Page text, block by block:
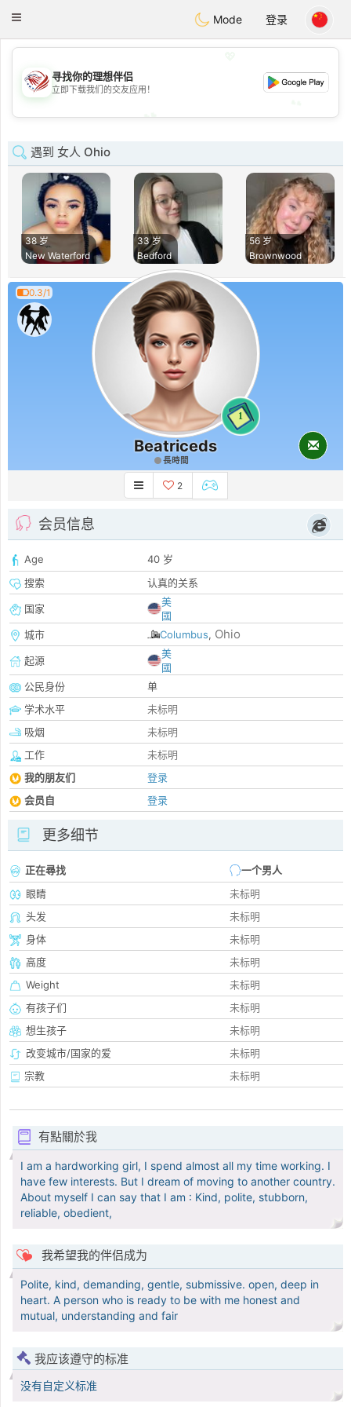
Dating
Toggle
Mode 登录
💖
💕
寻找你的理想伴侣
立即下载我们的交友应用！
遇到 女人 Ohio
38 岁
New Waterford
33 岁
Bedford
56 岁
Brownwood
0.3/1
1
Beatriceds
長時間
2
会员信息
Age
40 岁
搜索
认真的关系
国家
美
國
城市
Columbus, Ohio
起源
美
國
公民身份
单
学术水平
未标明
吸烟
未标明
工作
未标明
我的朋友们
登录
会员自
登录
更多细节
正在尋找
一个男人
眼睛
未标明
头发
未标明
身体
未标明
高度
未标明
Weight
未标明
有孩子们
未标明
想生孩子
未标明
改变城市/国家的爱
未标明
宗教
未标明
有點關於我
I am a hardworking girl, I spend almost all my time working. I
have few interests. But I dream of moving to another country.
About myself I can say that I am : Kind, polite, stubborn,
reliable, obedient,
我希望我的伴侣成为
Polite, kind, demanding, gentle, submissive. open, deep in
heart. A person who is ready to be with me honest and
mutual, understanding and fair
我应该遵守的标准
没有自定义标准